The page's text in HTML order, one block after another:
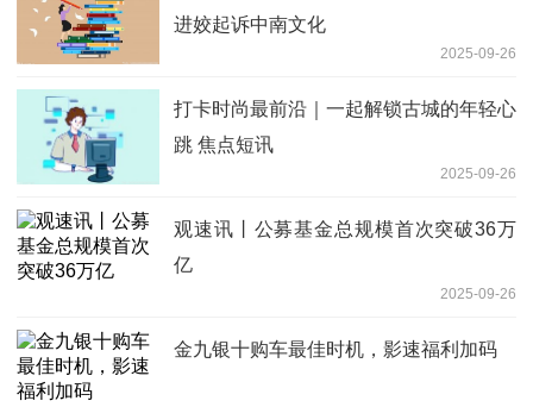
进姣起诉中南文化
2025-09-26
打卡时尚最前沿｜一起解锁古城的年轻心
跳 焦点短讯
2025-09-26
观速讯丨公募基金总规模首次突破36万
亿
2025-09-26
金九银十购车最佳时机，影速福利加码